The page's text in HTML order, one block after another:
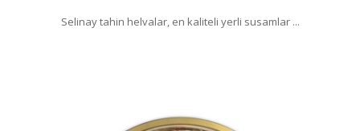
Selinay tahin helvalar, en kaliteli yerli susamlar ...